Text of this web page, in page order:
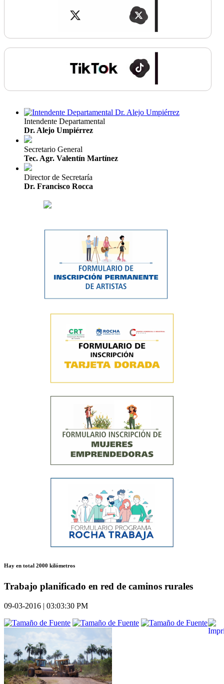
Intendente Departamental
Dr. Alejo Umpiérrez
Secretario General
Tec. Agr. Valentín Martínez
Director de Secretaría
Dr. Francisco Rocca
Hay en total 2000 kilómetros
Trabajo planificado en red de caminos rurales
09-03-2016 | 03:03:30 PM